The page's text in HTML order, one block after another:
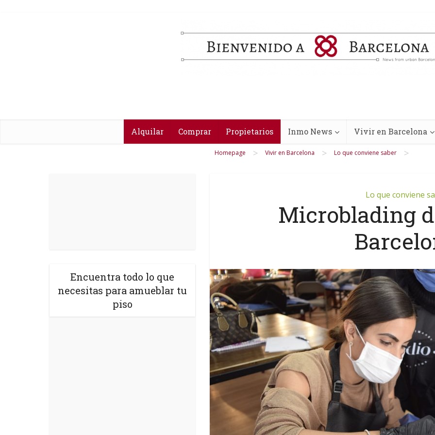
Alquilar Comprar Propietarios Inmo News Vivir en Barcelona
Homepage > Vivir en Barcelona > Lo que conviene saber >
Encuentra todo lo que
necesitas para amueblar tu
piso
Lo que conviene
Microblading